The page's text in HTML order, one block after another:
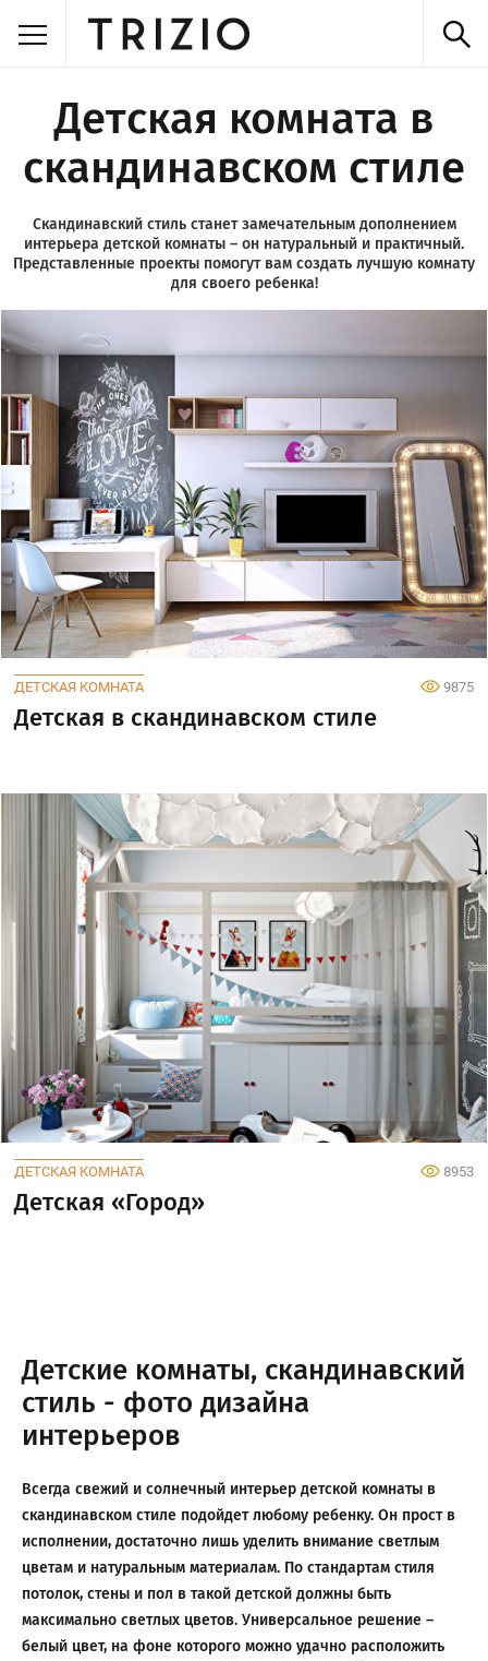
Детская комната в
скандинавском стиле
Скандинавский стиль станет замечательным дополнением
интерьера детской комнаты – он натуральный и практичный.
Представленные проекты помогут вам создать лучшую комнату
для своего ребенка!
ДЕТСКАЯ КОМНАТА 9875
Детская в скандинавском стиле
ДЕТСКАЯ КОМНАТА 8953
Детская «Город»
Детские комнаты, скандинавский
стиль - фото дизайна
интерьеров
Всегда свежий и солнечный интерьер детской комнаты в
скандинавском стиле подойдет любому ребенку. Он прост в
исполнении, достаточно лишь уделить внимание светлым
цветам и натуральным материалам. По стандартам стиля
потолок, стены и пол в такой детской должны быть
максимально светлых цветов. Универсальное решение –
белый цвет, на фоне которого можно удачно расположить